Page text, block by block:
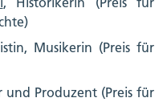
Musikerin (Preis für
und Produzent (Preis für